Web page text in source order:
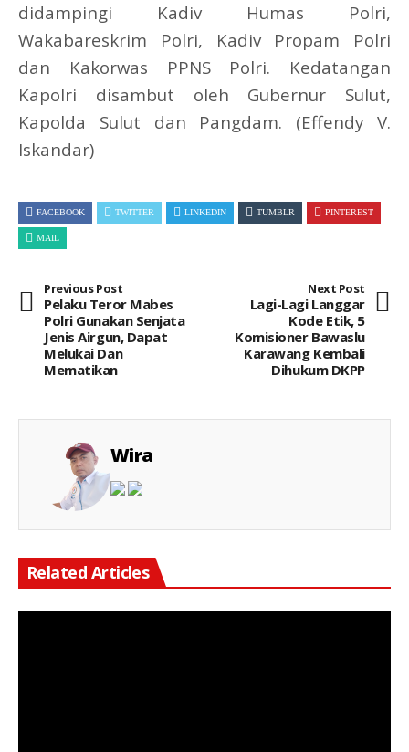
didampingi Kadiv Humas Polri,
Wakabareskrim Polri, Kadiv Propam Polri
dan Kakorwas PPNS Polri. Kedatangan
Kapolri disambut oleh Gubernur Sulut,
Kapolda Sulut dan Pangdam. (Effendy V.
Iskandar)
FACEBOOK TWITTER LINKEDIN TUMBLR PINTEREST
MAIL
Previous Post
Pelaku Teror Mabes
Polri Gunakan Senjata
Jenis Airgun, Dapat
Melukai Dan
Mematikan
Next Post
Lagi-Lagi Langgar
Kode Etik, 5
Komisioner Bawaslu
Karawang Kembali
Dihukum DKPP
Wira
Related Articles
Keterangan Gambar : LBH Perjuangan Indonesia membuka Posko Aduan bagi masyarakat yang merasa menjadi korban dugaan pemblokiran akun dan penahanan dana pada exchange aset kripto, termasuk TRIV dan platform lainnya.